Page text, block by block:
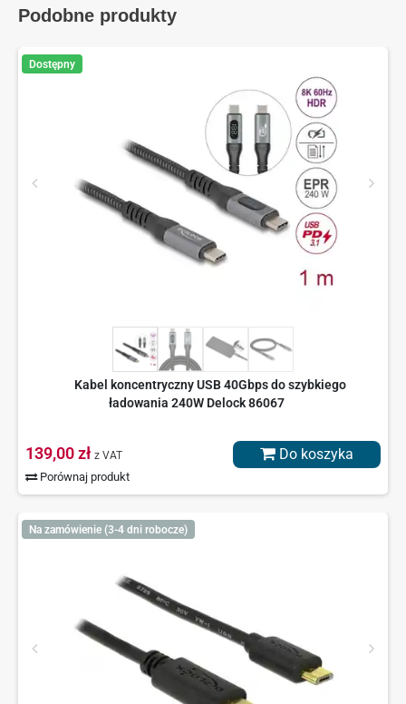
Podobne produkty
Dostępny
Kabel koncentryczny USB 40Gbps do szybkiego
ładowania 240W Delock 86067
139,00 zł z VAT
Porównaj produkt
Do koszyka
Na zamówienie (3-4 dni robocze)